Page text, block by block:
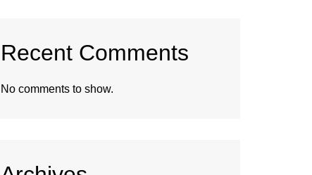
Recent Comments
No comments to show.